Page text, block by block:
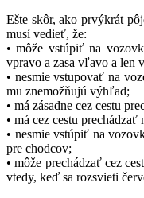
Ešte skôr, ako prvýkrát
musí vedieť, že:
• môže vstúpiť na
vpravo a zasa vľavo a len
• nesmie vstupovať na
mu znemožňujú výhľad;
• má zásadne cez cestu
• má cez cestu
• nesmie vstúpiť na
pre chodcov;
• môže prechádzať cez
vtedy, keď sa rozsvieti